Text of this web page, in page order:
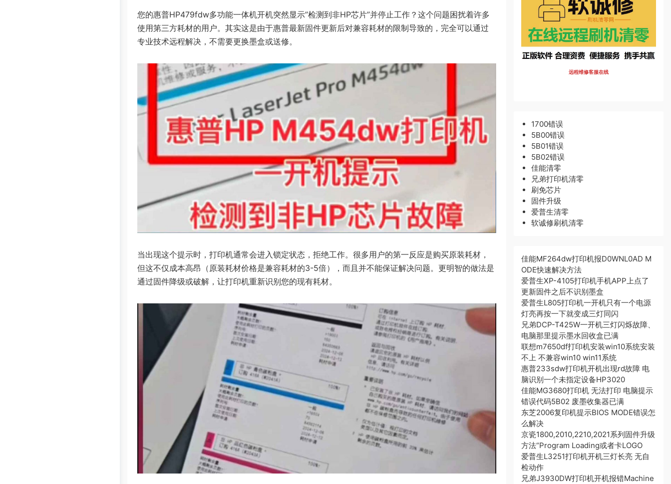
您的惠普HP479fdw多功能一体机开机突然显示”检测到非HP芯片”并停止工作？这个问题困扰着许多
使用第三方耗材的用户。其实这是由于惠普最新固件更新后对兼容耗材的限制导致的，完全可以通过
专业技术远程解决，不需要更换墨盒或送修。
当出现这个提示时，打印机通常会进入锁定状态，拒绝工作。很多用户的第一反应是购买原装耗材，
但这不仅成本高昂（原装耗材价格是兼容耗材的3-5倍），而且并不能保证解决问题。更明智的做法是
通过固件降级或破解，让打印机重新识别您的现有耗材。
远程维修客服在线
1700错误
5B00错误
5B01错误
5B02错误
佳能清零
兄弟打印机清零
刷免芯片
固件升级
爱普生清零
软诚修刷机清零
佳能MF264dw打印机报D0WNL0AD M
ODE快速解决方法
爱普生XP-4105打印机手机APP上点了
更新固件之后不识别墨盒
爱普生L805打印机一开机只有一个电源
灯亮再按一下就变成三灯同闪
兄弟DCP-T425W一开机三灯闪烁故障、
电脑那里提示墨水回收盒已满
联想m7650df打印机安装win10系统安装
不上 不兼容win10 win11系统
惠普233sdw打印机开机出现rd故障 电
脑识别一个未指定设备HP3020
佳能MG3680打印机 无法打印 电脑提示
错误代码5B02 废墨收集器已满
东芝2006复印机提示BIOS MODE错误怎
么解决
京瓷1800,2010,2210,2021系列固件升级
方法“Program Loading或者卡LOGO
爱普生L3251打印机开机三灯长亮 无自
检动作
兄弟J3930DW打印机开机报错Machine